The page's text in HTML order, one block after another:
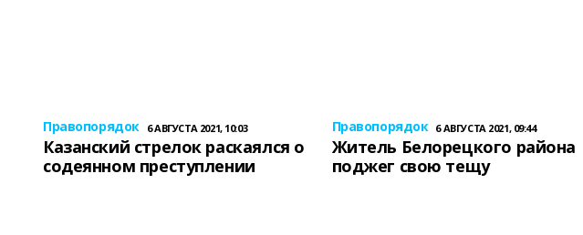
Правопорядок 6 АВГУСТА 2021, 10:03
Казанский стрелок раскаялся о
содеянном преступлении
Правопорядок 6 АВГУСТА 2021, 09:44
Житель Белорецкого района
поджег свою тещу